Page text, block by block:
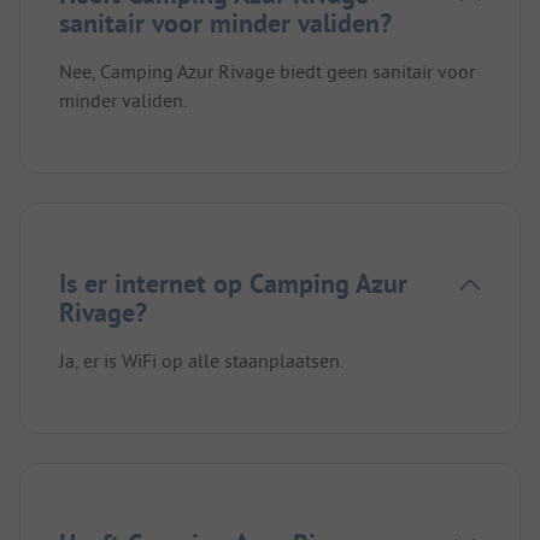
sanitair voor minder validen?
Nee, Camping Azur Rivage biedt geen sanitair voor
minder validen.
Is er internet op Camping Azur
Rivage?
Ja, er is WiFi op alle staanplaatsen.